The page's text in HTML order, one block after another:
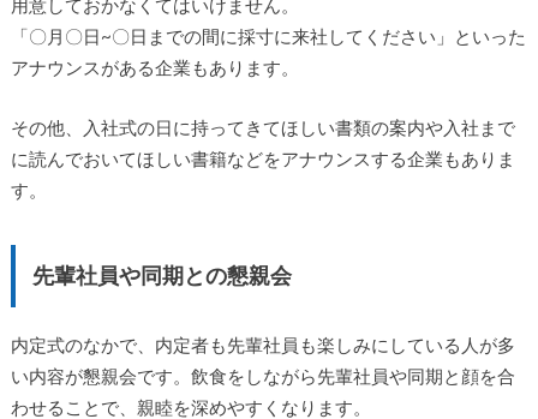
用意しておかなくてはいけません。
「〇月〇日~〇日までの間に採寸に来社してください」といった
アナウンスがある企業もあります。
その他、入社式の日に持ってきてほしい書類の案内や入社まで
に読んでおいてほしい書籍などをアナウンスする企業もありま
す。
先輩社員や同期との懇親会
内定式のなかで、内定者も先輩社員も楽しみにしている人が多
い内容が懇親会です。飲食をしながら先輩社員や同期と顔を合
わせることで、親睦を深めやすくなります。